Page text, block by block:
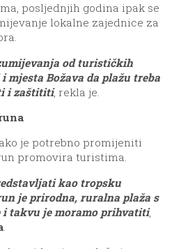
posljednjih godina ipak se
lokalne zajednice za
od turističkih
mjesta Božava da plažu treba
i zaštititi, rekla je.
je potrebno promijeniti
promovira turistima.
kao tropsku
je prirodna, ruralna plaža s
i takvu je moramo prihvatiti,
.